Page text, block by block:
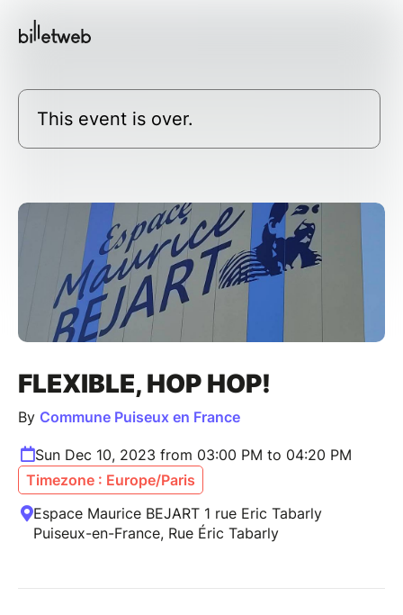
This event is over.
FLEXIBLE, HOP HOP!
By Commune Puiseux en France
Sun Dec 10, 2023 from 03:00 PM to 04:20 PM
Timezone : Europe/Paris
Espace Maurice BEJART 1 rue Eric Tabarly
Puiseux-en-France, Rue Éric Tabarly